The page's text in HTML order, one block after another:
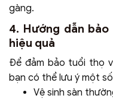
gàng.
4. Hướng dẫn
hiệu quả
Để đảm bảo tuổi thọ
bạn có thể lưu ý một
Vệ sinh sàn